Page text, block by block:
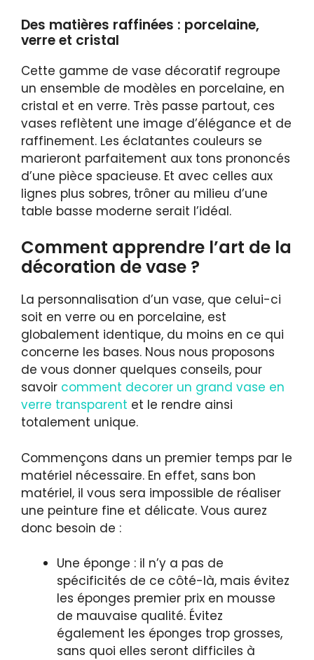
Des matières raffinées : porcelaine,
verre et cristal
Cette gamme de vase décoratif regroupe
un ensemble de modèles en porcelaine, en
cristal et en verre. Très passe partout, ces
vases reflètent une image d’élégance et de
raffinement. Les éclatantes couleurs se
marieront parfaitement aux tons prononcés
d’une pièce spacieuse. Et avec celles aux
lignes plus sobres, trôner au milieu d’une
table basse moderne serait l’idéal.
Comment apprendre l’art de la
décoration de vase ?
La personnalisation d’un vase, que celui-ci
soit en verre ou en porcelaine, est
globalement identique, du moins en ce qui
concerne les bases. Nous nous proposons
de vous donner quelques conseils, pour
savoir comment decorer un grand vase en
verre transparent et le rendre ainsi
totalement unique.
Commençons dans un premier temps par le
matériel nécessaire. En effet, sans bon
matériel, il vous sera impossible de réaliser
une peinture fine et délicate. Vous aurez
donc besoin de :
Une éponge : il n’y a pas de
spécificités de ce côté-là, mais évitez
les éponges premier prix en mousse
de mauvaise qualité. Évitez
également les éponges trop grosses,
sans quoi elles seront difficiles à